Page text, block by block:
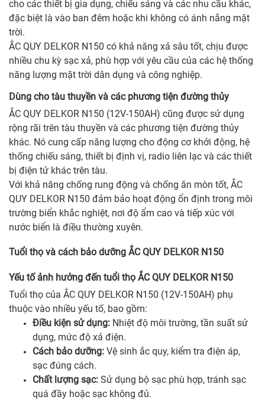
cho các thiết bị gia dụng, chiếu sáng và các nhu cầu khác,
đặc biệt là vào ban đêm hoặc khi không có ánh nắng mặt
trời.
ẮC QUY DELKOR N150 có khả năng xả sâu tốt, chịu được
nhiều chu kỳ sạc xả, phù hợp với yêu cầu của các hệ thống
năng lượng mặt trời dân dụng và công nghiệp.
Dùng cho tàu thuyền và các phương tiện đường thủy
ẮC QUY DELKOR N150 (12V-150AH) cũng được sử dụng
rộng rãi trên tàu thuyền và các phương tiện đường thủy
khác. Nó cung cấp năng lượng cho động cơ khởi động, hệ
thống chiếu sáng, thiết bị định vị, radio liên lạc và các thiết
bị điện tử khác trên tàu.
Với khả năng chống rung động và chống ăn mòn tốt, ẮC
QUY DELKOR N150 đảm bảo hoạt động ổn định trong môi
trường biển khắc nghiệt, nơi độ ẩm cao và tiếp xúc với
nước biển là điều thường xuyên.
Tuổi thọ và cách bảo dưỡng ẮC QUY DELKOR N150
Yếu tố ảnh hưởng đến tuổi thọ ẮC QUY DELKOR N150
Tuổi thọ của ẮC QUY DELKOR N150 (12V-150AH) phụ
thuộc vào nhiều yếu tố, bao gồm:
Điều kiện sử dụng: Nhiệt độ môi trường, tần suất sử
dụng, mức độ xả điện.
Cách bảo dưỡng: Vệ sinh ắc quy, kiểm tra điện áp,
sạc đúng cách.
Chất lượng sạc: Sử dụng bộ sạc phù hợp, tránh sạc
quá đầy hoặc sạc không đủ.